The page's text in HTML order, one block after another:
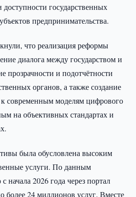
государственных
предпринимательства.
что реализация реформы
диалога между государством и
прозрачности и подотчётности
органов, а также создание
к современным моделям цифрового
на объективных стандартах и
была обусловлена высоким
услуги. По данным
начала 2026 года через портал
более 24 миллионов услуг. Вместе